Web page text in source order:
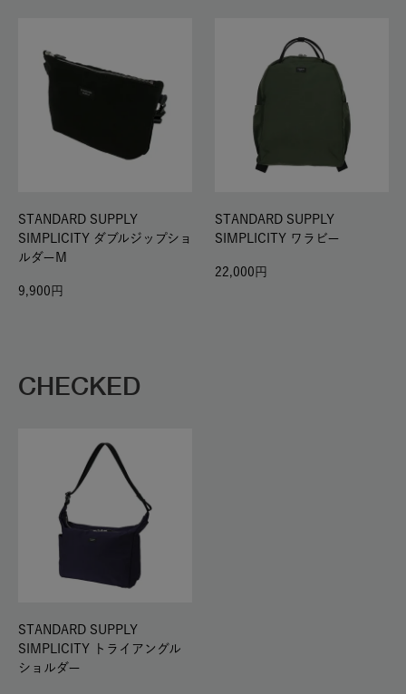
STANDARD SUPPLY
SIMPLICITY ダブルジップショ
ルダーM
9,900
STANDARD SUPPLY
SIMPLICITY ワラビー
22,000
CHECKED
STANDARD SUPPLY
SIMPLICITY トライアングル
ショルダー